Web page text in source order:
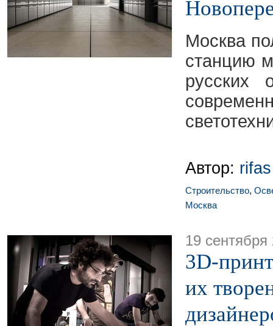
Москва
станцию
русских
Автор: rifas
Строительство,
Москва
19 сентября
3D-
их